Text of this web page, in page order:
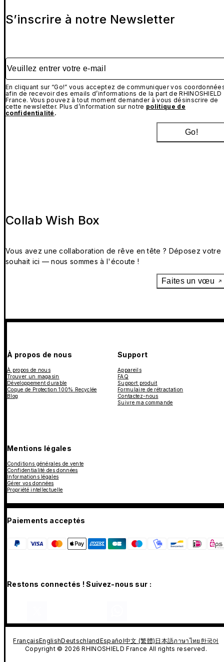
S’inscrire à notre Newsletter
Veuillez entrer votre e-mail
En cliquant sur “Go!” vous acceptez de communiquer vos
afin de recevoir des emails d’informations de la part de RHINOSHIELD
France. Vous pouvez à tout moment demander à vous désinscrire de
cette newsletter. Plus d’information sur notre politique de
confidentialité .
Go!
Collab Wish Box
Vous avez une collaboration de rêve en tête ? Déposez votre
souhait ici — nous sommes à l'écoute !
Faites un vœu
À propos de nous
À propos de nous
Trouver un magasin
Développement durable
Coque de Protection 100% Recyclée
Blog
Support
Appareils
FAQ
Support produit
Formulaire de rétractation
Contactez-nous
Suivre ma commande
Mentions légales
Conditions générales de vente
Confidentialité des données
Informations légales
Gérer vos données
Propriété intellectuelle
Paiements acceptés
Restons connectés ! Suivez-nous sur :
FrançaisEnglishDeutschlandEspañol中文 (繁體) 日本語ภาษาไทย 한국어
Copyright © 2026 RHINOSHIELD France All rights reserved.